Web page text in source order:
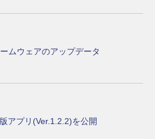
ムウェアのアップデータ
アプリ(Ver.1.2.2)を公開